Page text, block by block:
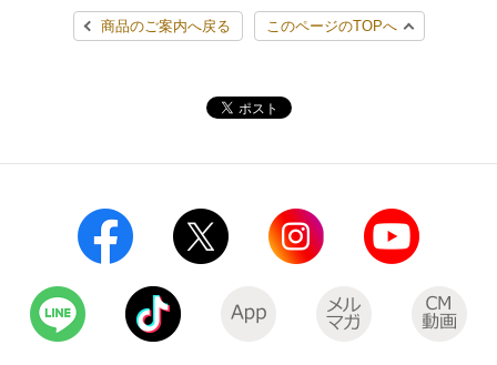
行政サービス
学び・教育
オンラインフォトサービス
コインランドリー（店舗限定）
自転車シェアリング（店舗限定）
モバイルバッテリーシェアリング（店舗限定）
モバイルWi-Fiバッテリーシェアリング（店舗限定）
データで見るセブン‐イレブン
セブン‐イレブンの「商品力」
セブン-イレブンの横顔
セブン-イレブンの歴史
報告書ライブラリー
한국어(서비스)
商品のご案内へ戻る このページのTOPへ